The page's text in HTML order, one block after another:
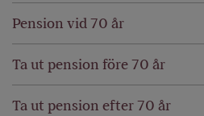
Pension vid 70 år
Ta ut pension före 70 år
Ta ut pension efter 70 år